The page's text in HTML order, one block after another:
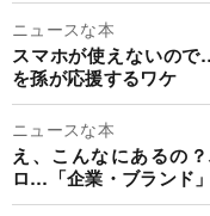
ニュースな本
スマホが使えないの
を孫が応援するワケ
ニュースな本
え、こんなにあるの
ロ…「企業・ブランド